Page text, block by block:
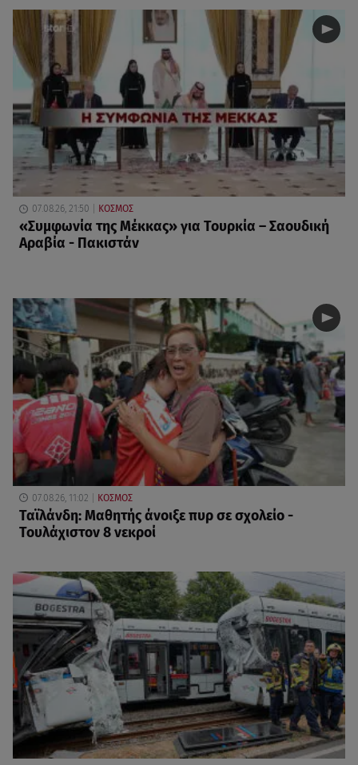
07.08.26, 21:50 ΚΟΣΜΟΣ
«Συμφωνία της Μέκκας» για Τουρκία – Σαουδική
Αραβία - Πακιστάν
07.08.26, 11:02 ΚΟΣΜΟΣ
Ταϊλάνδη: Μαθητής άνοιξε πυρ σε σχολείο -
Τουλάχιστον 8 νεκροί